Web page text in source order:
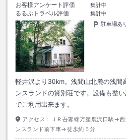
お客様アンケート評価
集計中
るるぶトラベル評価
集計中
駐車場あ
軽井沢より30km。浅間山北麓の浅間
ンスランドの貸別荘です。設備も整
でご利用出来ます。
アクセス：
ＪＲ吾妻線万座鹿沢口駅→
ンスランド前下車→徒歩約５分